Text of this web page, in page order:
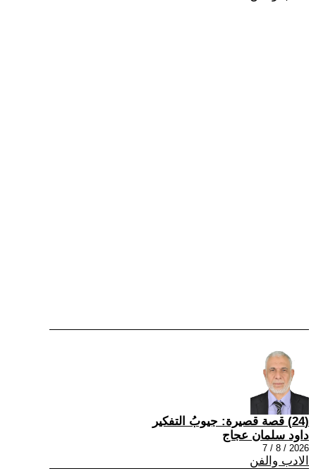
(24) قصة قصيرة: جيوبُ التفكير
داود سلمان عجاج
2026 / 8 / 7
الادب والفن